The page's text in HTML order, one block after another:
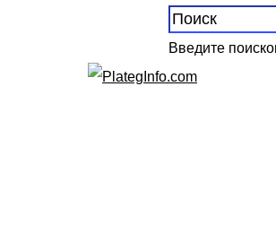
Введите